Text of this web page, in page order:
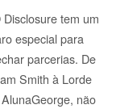
Disclosure tem um
especial para
parcerias. De
Smith à Lorde
não